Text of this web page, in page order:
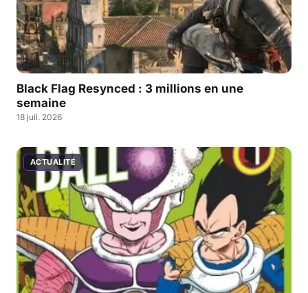
Black Flag Resynced : 3 millions en une
semaine
18 juil. 2026
ACTUALITÉ